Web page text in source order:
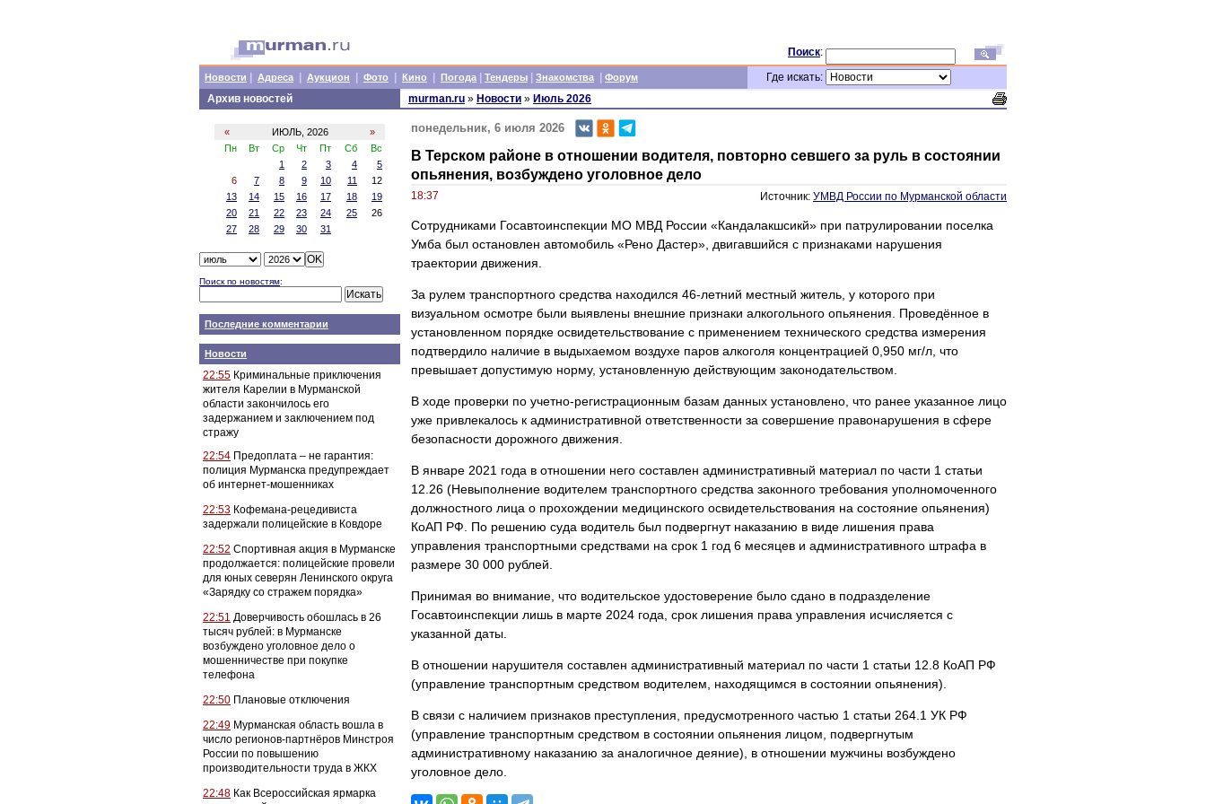
Поиск:
Новости Адреса Аукцион Фото Кино Погода Тендеры Знакомства Форум
Где искать:
Архив новостей
« ИЮЛЬ, 2026
»
Пн
Вт Ср Чт Пт Сб
Вс
1
2 3 4
5
6
7 8 9 10 11
12
13
14 15 16 17 18
19
20
21 22 23 24 25
26
27
28 29 30 31
Поиск по новостям:
Последние комментарии
Новости
22:55 Криминальные приключения
жителя Карелии в Мурманской
области закончилось его
задержанием и заключением под
стражу
22:54 Предоплата – не гарантия:
полиция Мурманска предупреждает
об интернет-мошенниках
22:53 Кофемана-рецедивиста
задержали полицейские в Ковдоре
22:52 Спортивная акция в Мурманске
продолжается: полицейские провели
для юных северян Ленинского округа
«Зарядку со стражем порядка»
22:51 Доверчивость обошлась в 26
тысяч рублей: в Мурманске
возбуждено уголовное дело о
мошенничестве при покупке
телефона
22:50 Плановые отключения
22:49 Мурманская область вошла в
число регионов-партнёров Минстроя
России по повышению
производительности труда в ЖКХ
22:48 Как Всероссийская ярмарка
murman.ru » Новости » Июль 2026
понедельник, 6 июля 2026
В Терском районе в отношении водителя, повторно севшего за руль в состоянии
опьянения, возбуждено уголовное дело
18:37 Источник: УМВД России по Мурманской области
Сотрудниками Госавтоинспекции МО МВД России «Кандалакшсикй» при патрулировании поселка
Умба был остановлен автомобиль «Рено Дастер», двигавшийся с признаками нарушения
траектории движения.
За рулем транспортного средства находился 46-летний местный житель, у которого при
визуальном осмотре были выявлены внешние признаки алкогольного опьянения. Проведённое в
установленном порядке освидетельствование с применением технического средства измерения
подтвердило наличие в выдыхаемом воздухе паров алкоголя концентрацией 0,950 мг/л, что
превышает допустимую норму, установленную действующим законодательством.
В ходе проверки по учетно-регистрационным базам данных установлено, что ранее указанное лицо
уже привлекалось к административной ответственности за совершение правонарушения в сфере
безопасности дорожного движения.
В январе 2021 года в отношении него составлен административный материал по части 1 статьи
12.26 (Невыполнение водителем транспортного средства законного требования уполномоченного
должностного лица о прохождении медицинского освидетельствования на состояние опьянения)
КоАП РФ. По решению суда водитель был подвергнут наказанию в виде лишения права
управления транспортными средствами на срок 1 год 6 месяцев и административного штрафа в
размере 30 000 рублей.
Принимая во внимание, что водительское удостоверение было сдано в подразделение
Госавтоинспекции лишь в марте 2024 года, срок лишения права управления исчисляется с
указанной даты.
В отношении нарушителя составлен административный материал по части 1 статьи 12.8 КоАП РФ
(управление транспортным средством водителем, находящимся в состоянии опьянения).
В связи с наличием признаков преступления, предусмотренного частью 1 статьи 264.1 УК РФ
(управление транспортным средством в состоянии опьянения лицом, подвергнутым
административному наказанию за аналогичное деяние), в отношении мужчины возбуждено
уголовное дело.